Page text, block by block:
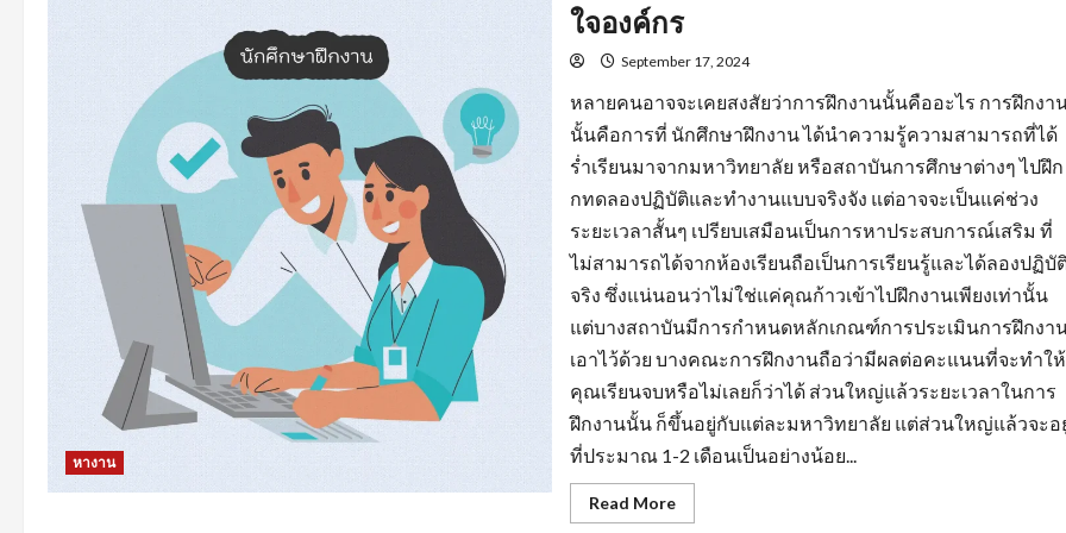
ความ
รับมือ
งาน
หางาน
ใจองค์กร
September 17, 2024
หลายคนอาจจะเคยสงสัยว่าการฝึกงานนั้นคืออะไร การฝึกงา
นั้นคือการที่ นักศึกษาฝึกงาน ได้นำความรู้ความสามารถที่ได้
ร่ำเรียนมาจากมหาวิทยาลัย หรือสถาบันการศึกษาต่างๆ ไปฝึก
กทดลองปฏิบัติและทำงานแบบจริงจัง แต่อาจจะเป็นแค่ช่วง
ระยะเวลาสั้นๆ เปรียบเสมือนเป็นการหาประสบการณ์เสริม ที่
ไม่สามารถได้จากห้องเรียนถือเป็นการเรียนรู้และได้ลองปฏิบั
จริง ซึ่งแน่นอนว่าไม่ใช่แค่คุณก้าวเข้าไปฝึกงานเพียงเท่านั้น
แต่บางสถาบันมีการกำหนดหลักเกณฑ์การประเมินการฝึกงา
เอาไว้ด้วย บางคณะการฝึกงานถือว่ามีผลต่อคะแนนที่จะทำให้
คุณเรียนจบหรือไม่เลยก็ว่าได้ ส่วนใหญ่แล้วระยะเวลาในการ
ฝึกงานนั้น ก็ขึ้นอยู่กับแต่ละมหาวิทยาลัย แต่ส่วนใหญ่แล้วจะอ
ที่ประมาณ 1-2 เดือนเป็นอย่างน้อย...
Read MoreRead
more